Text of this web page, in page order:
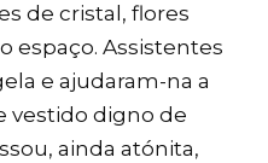
de cristal, flores
espaço. Assistentes
e ajudaram-na a
vestido digno de
ainda atónita,